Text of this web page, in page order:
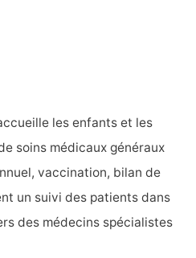
les enfants et les
soins médicaux généraux
vaccination, bilan de
un suivi des patients dans
des médecins spécialistes